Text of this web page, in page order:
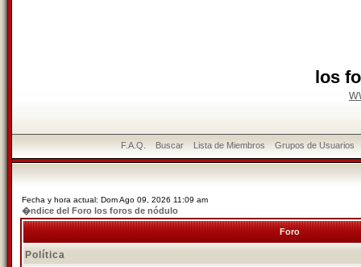
los
F.A.Q. Buscar Lista de Miembros Grupos de Usuarios
Fecha y hora actual: Dom Ago 09, 2026 11:09 am
�ndice del Foro los foros de nódulo
Foro
Política